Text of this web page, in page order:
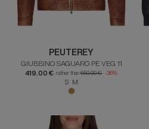
PEUTEREY
GIUBBINO SAGUARO PE VEG 11
419.00 € rather than 650.00 € -36%
S M